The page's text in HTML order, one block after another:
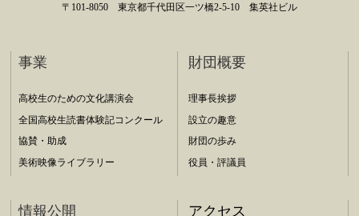
〒101-8050 東京都千代田区一ツ橋2-5-10 集英社ビル
事業
高校生のための文化講演会
全国高校生読書体験記コンクール
協賛・助成
美術映像ライブラリー
財団概要
理事長挨拶
設立の趣意
財団の歩み
役員・評議員
情報公開 アクセス